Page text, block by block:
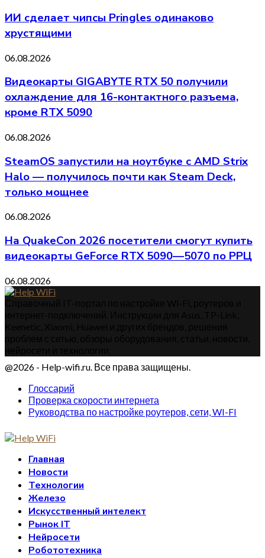
ИИ сделает чипсы Pringles одинаково
хрустящими
06.08.2026
Видеокарты GIGABYTE RTX 50 получили
охлаждение для 16-контактного разъема,
кроме RTX 5090
06.08.2026
SteamOS запустили на ноутбуке с AMD Strix
Halo — получилось почти как Steam Deck,
только мощнее
06.08.2026
На QuakeCon 2026 посетители смогут купить
видеокарты GeForce RTX 5090—5070 по РРЦ
06.08.2026
@2026 - Help-wifi.ru. Все права защищены.
Глоссарий
Проверка скорости интернета
Руководства по настройке роутеров, сети, WI-FI
Главная
Новости
Технологии
Железо
Искусственный интелект
Рынок IT
Нейросети
Робототехника